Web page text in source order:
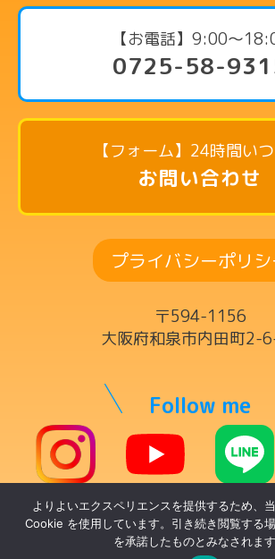
代表挨拶
コース・料金案内
ピアノコース
リトミックコース
英語リトミックコース
ドラムコース
ボーカルコース
ギター・ウクレレ・ベースコース
キーボードコース
ママの為の英語コース
チケット制レッスン
講師一覧
【お電話】9:00〜
0725-58-
【フォーム】24時間い
お問い合わせ
プライバシーポリシ
〒594-1156
大阪府和泉市内田町2-
Follow me
© トントンミュージックスク
よりよいエクスペリエンスを提供するため、
Cookie を使用しています。引き続き閲覧する
を承諾したものとみなされます